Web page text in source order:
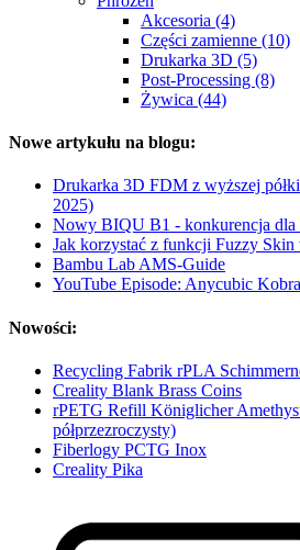
Akcesoria (4)
Części zamienne (10)
Drukarka 3D (5)
Post-Processing (8)
Żywica (44)
Nowe artykułu na blogu:
Drukarka 3D FDM z wyższej
2025)
Nowy BIQU B1 - konkurencja dla
Jak korzystać z funkcji Fuzzy Skin
Bambu Lab AMS-Guide
YouTube Episode: Anycubic
Nowości:
Recycling Fabrik rPLA
Creality Blank Brass Coins
rPETG Refill Königlicher
półprzezroczysty)
Fiberlogy PCTG Inox
Creality Pika